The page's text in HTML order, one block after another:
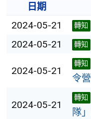
日期
2024-05-21
轉知
2024-05-21 轉知
2024-05-21
轉知
令營
2024-05-21
轉知
隊